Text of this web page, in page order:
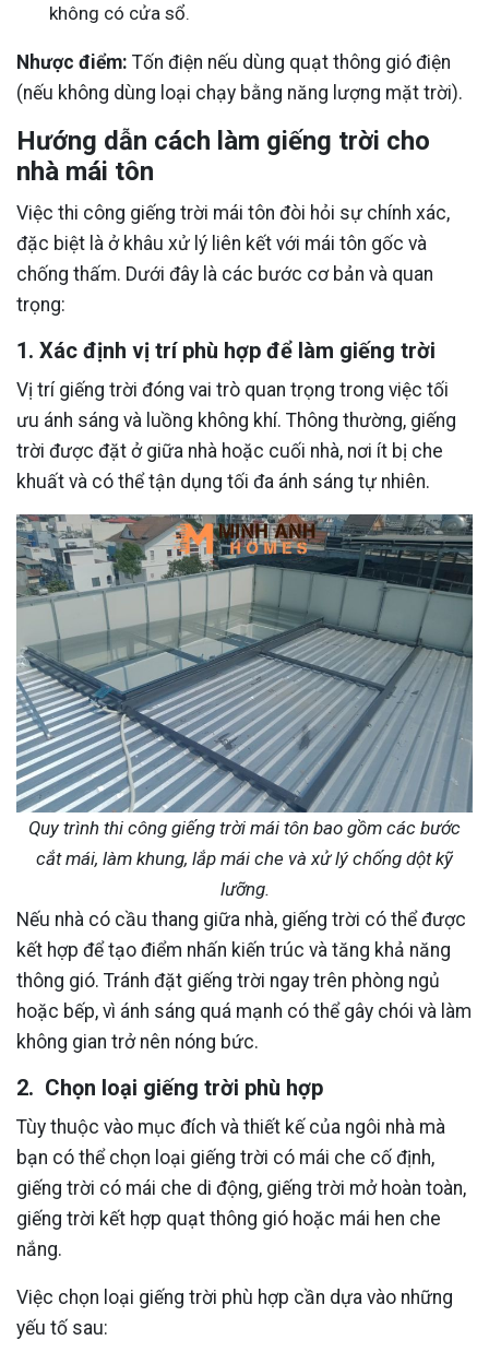
không có cửa sổ.
Nhược điểm: Tốn điện nếu dùng quạt thông gió điện
(nếu không dùng loại chạy bằng năng lượng mặt trời).
Hướng dẫn cách làm giếng trời cho
nhà mái tôn
Việc thi công giếng trời mái tôn đòi hỏi sự chính xác,
đặc biệt là ở khâu xử lý liên kết với mái tôn gốc và
chống thấm. Dưới đây là các bước cơ bản và quan
trọng:
1. Xác định vị trí phù hợp để làm giếng trời
Vị trí giếng trời đóng vai trò quan trọng trong việc tối
ưu ánh sáng và luồng không khí. Thông thường, giếng
trời được đặt ở giữa nhà hoặc cuối nhà, nơi ít bị che
khuất và có thể tận dụng tối đa ánh sáng tự nhiên.
Quy trình thi công giếng trời mái tôn bao gồm các bước
cắt mái, làm khung, lắp mái che và xử lý chống dột kỹ
lưỡng.
Nếu nhà có cầu thang giữa nhà, giếng trời có thể được
kết hợp để tạo điểm nhấn kiến trúc và tăng khả năng
thông gió. Tránh đặt giếng trời ngay trên phòng ngủ
hoặc bếp, vì ánh sáng quá mạnh có thể gây chói và làm
không gian trở nên nóng bức.
2. Chọn loại giếng trời phù hợp
Tùy thuộc vào mục đích và thiết kế của ngôi nhà mà
bạn có thể chọn loại giếng trời có mái che cố định,
giếng trời có mái che di động, giếng trời mở hoàn toàn,
giếng trời kết hợp quạt thông gió hoặc mái hen che
nắng.
Việc chọn loại giếng trời phù hợp cần dựa vào những
yếu tố sau: